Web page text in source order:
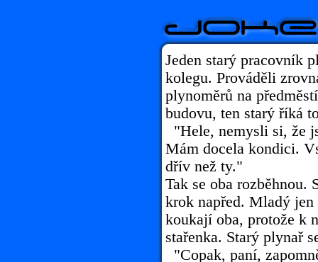
Jeden starý pracovník
kolegu. Prováděli
plynoměrů na
budovu, ten starý říká
"Hele, nemysli si, že
Mám docela kondici.
dřív než ty."
Tak se oba rozběhnou.
krok napřed. Mladý
koukají oba, protože k
stařenka. Starý plynař
"Copak, paní,